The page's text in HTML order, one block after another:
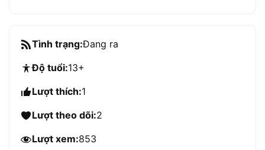
Tình trạng:Đang ra
Độ tuổi:13+
Lượt thích:1
Lượt theo dõi:2
Lượt xem:853